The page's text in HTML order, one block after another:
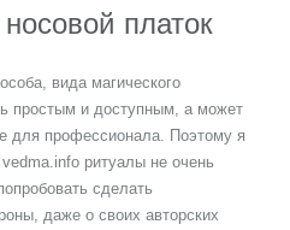
платок
вида магического
простым и доступным, а может
для профессионала. Поэтому я
ритуалы не очень
сделать
даже о своих авторских